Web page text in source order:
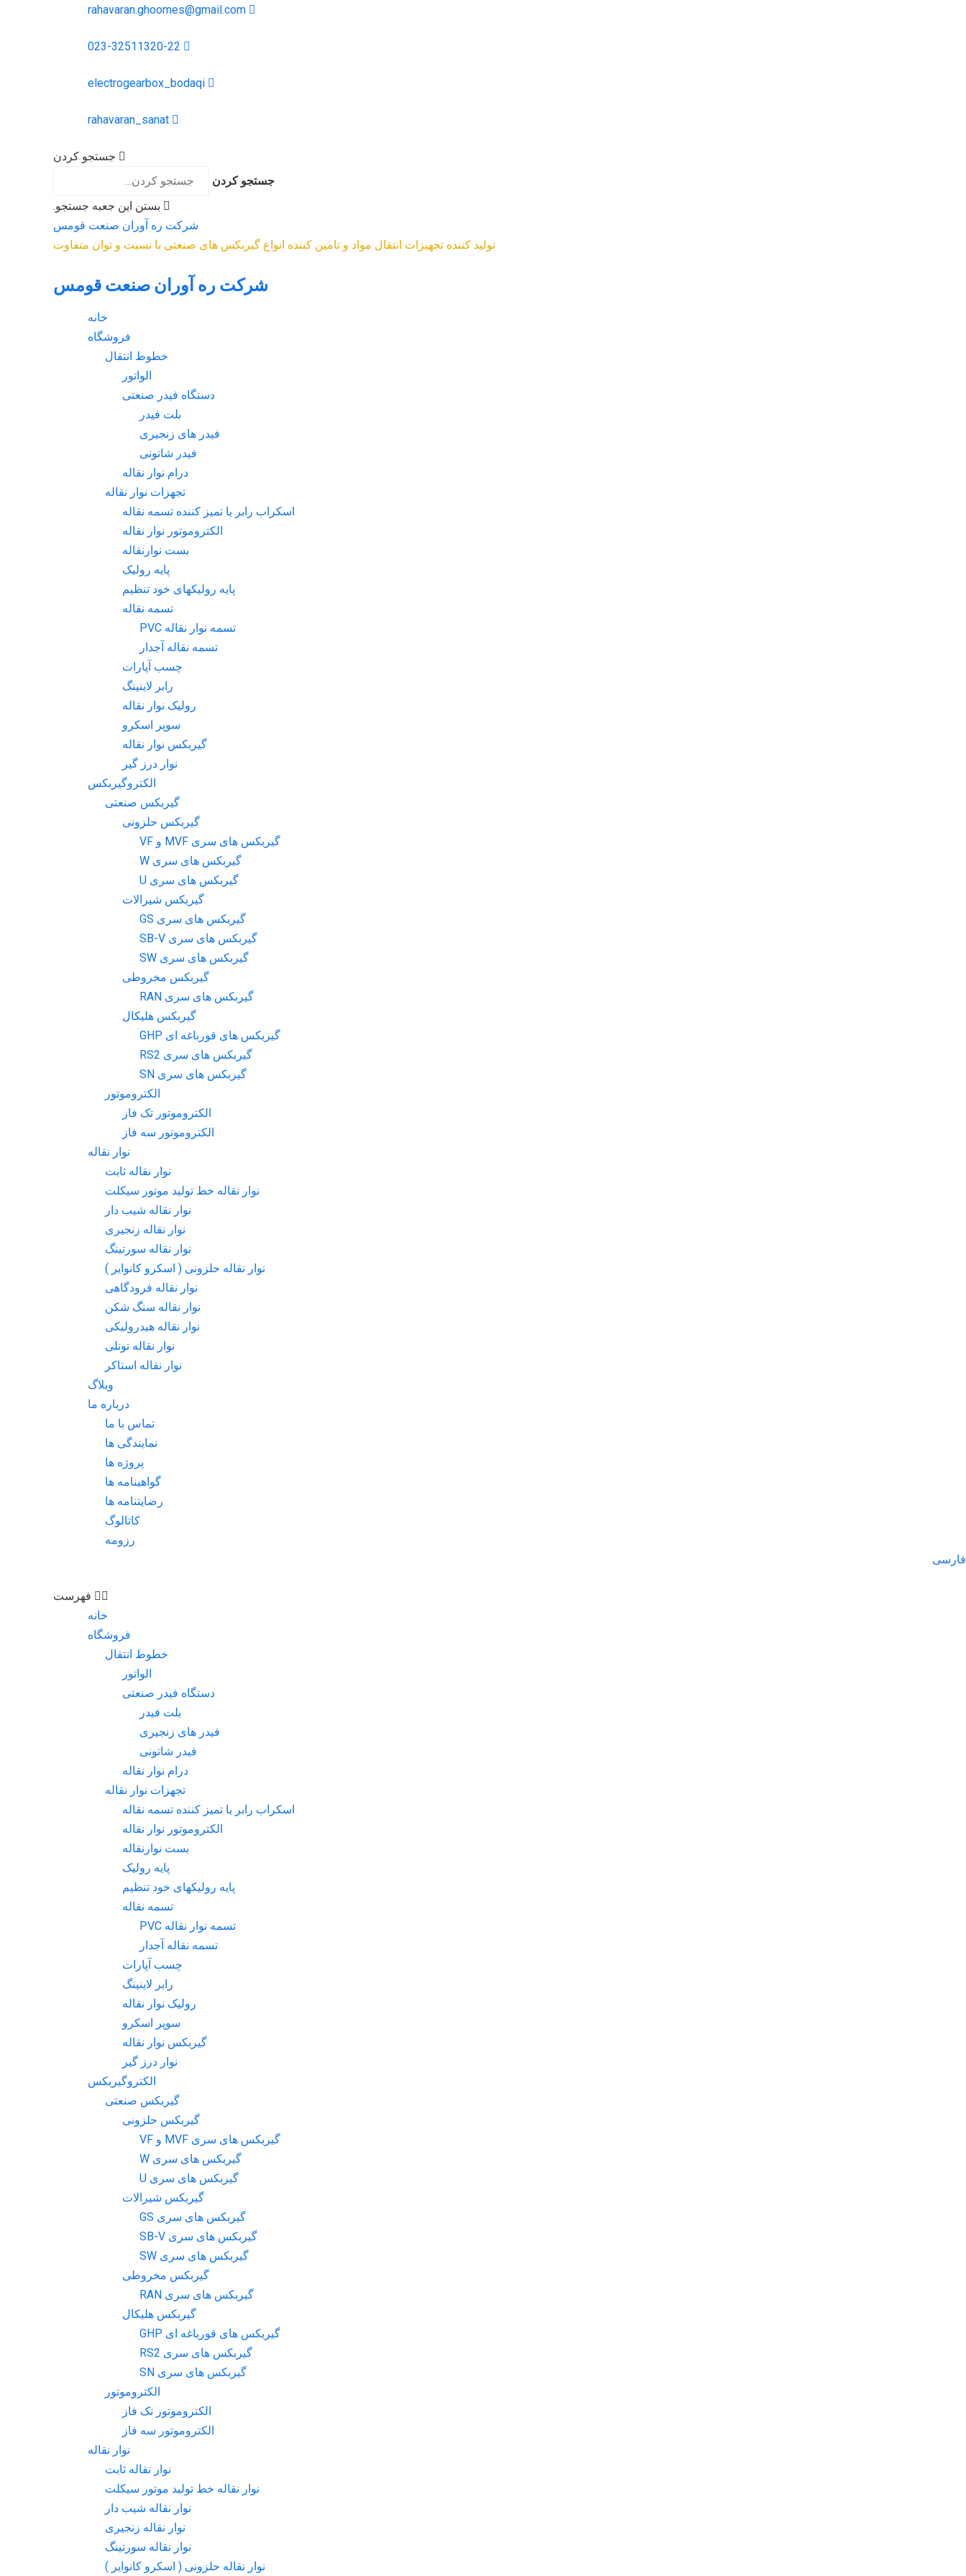
rahavaran.ghoomes@gmail.com
023-32511320-22
electrogearbox_bodaqi
rahavaran_sanat
جستجو کردن
جستجو کردن
بستن این جعبه جستجو.
شرکت ره آوران صنعت قومس
تولید کننده تجهیزات انتقال مواد و تامین کننده انواع گیربکس های صنعتی با نسبت و توان متفاوت
شرکت ره آوران صنعت قومس
خانه
فروشگاه
خطوط انتقال
الواتور
دستگاه فیدر صنعتی
بلت فیدر
فیدر های زنجیری
فیدر شاتونی
درام نوار نقاله
تجهزات نوار نقاله
اسکراب رابر یا تمیز کننده تسمه نقاله
الکتروموتور نوار نقاله
بست نوارنقاله
پایه رولیک
پایه رولیکهای خود تنظیم
تسمه نقاله
تسمه نوار نقاله PVC
تسمه نقاله آجدار
چسب آپارات
رابر لاینینگ
رولیک نوار نقاله
سوپر اسکرو
گیربکس نوار نقاله
نوار درز گیر
الکتروگیربکس
گیربکس صنعتی
گیربکس حلزونی
گیربکس های سری MVF و VF
گیربکس های سری W
گیربکس های سری U
گیربکس شیرالات
گیربکس های سری GS
گیربکس های سری SB-V
گیربکس های سری SW
گیربکس مخروطی
گیربکس های سری RAN
گیربکس هلیکال
گیربکس های قورباغه ای GHP
گیربکس های سری RS2
گیربکس های سری SN
الکتروموتور
الکتروموتور تک فاز
الکتروموتور سه فاز
نوار نقاله
نوار نقاله ثابت
نوار نقاله خط تولید موتور سیکلت
نوار نقاله شیب دار
نوار نقاله زنجیری
نوار نقاله سورتینگ
نوار نقاله حلزونی ( اسکرو کانوایر )
نوار نقاله فرودگاهی
نوار نقاله سنگ شکن
نوار نقاله هیدرولیکی
نوار نقاله تونلی
نوار نقاله استاکر
وبلاگ
درباره ما
تماس با ما
نمایندگی ها
پروژه ها
گواهینامه ها
رضایتنامه ها
کاتالوگ
رزومه
فارسی
فهرست
خانه
فروشگاه
خطوط انتقال
الواتور
دستگاه فیدر صنعتی
بلت فیدر
فیدر های زنجیری
فیدر شاتونی
درام نوار نقاله
تجهزات نوار نقاله
اسکراب رابر یا تمیز کننده تسمه نقاله
الکتروموتور نوار نقاله
بست نوارنقاله
پایه رولیک
پایه رولیکهای خود تنظیم
تسمه نقاله
تسمه نوار نقاله PVC
تسمه نقاله آجدار
چسب آپارات
رابر لاینینگ
رولیک نوار نقاله
سوپر اسکرو
گیربکس نوار نقاله
نوار درز گیر
الکتروگیربکس
گیربکس صنعتی
گیربکس حلزونی
گیربکس های سری MVF و VF
گیربکس های سری W
گیربکس های سری U
گیربکس شیرالات
گیربکس های سری GS
گیربکس های سری SB-V
گیربکس های سری SW
گیربکس مخروطی
گیربکس های سری RAN
گیربکس هلیکال
گیربکس های قورباغه ای GHP
گیربکس های سری RS2
گیربکس های سری SN
الکتروموتور
الکتروموتور تک فاز
الکتروموتور سه فاز
نوار نقاله
نوار نقاله ثابت
نوار نقاله خط تولید موتور سیکلت
نوار نقاله شیب دار
نوار نقاله زنجیری
نوار نقاله سورتینگ
نوار نقاله حلزونی ( اسکرو کانوایر )